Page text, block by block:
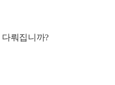
뤄집니까?